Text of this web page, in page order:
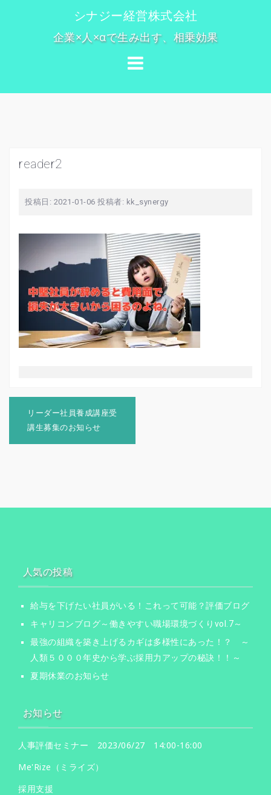
シナジー経営株式会社
企業×人×αで生み出す、相乗効果
reader2
投稿日: 2021-01-06 投稿者: kk_synergy
ゲ
リーダー社員養成講座受
講生募集のお知らせ
人気の投稿
給与を下げたい社員がいる！これって可能？評価ブログ
キャリコンブログ～働きやすい職場環境づくりvol.7～
最強の組織を築き上げるカギは多様性にあった！？ ～
人類５０００年史から学ぶ採用力アップの秘訣！！～
夏期休業のお知らせ
お知らせ
人事評価セミナー 2023/06/27 14:00-16:00
Me'Rize（ミライズ）
採用支援